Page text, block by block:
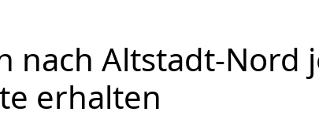
nach Altstadt-Nord
erhalten